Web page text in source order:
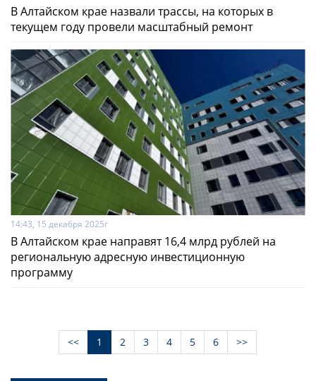
В Алтайском крае назвали трассы, на которых в
текущем году провели масштабный ремонт
14:43, 15 декабря 2025г
В Алтайском крае направят 16,4 млрд рублей на
региональную адресную инвестиционную
программу
<< 1 2 3 4 5 6 >>